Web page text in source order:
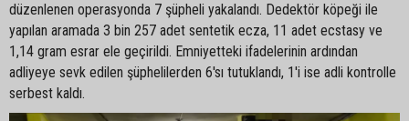
düzenlenen operasyonda 7 şüpheli yakalandı. Dedektör köpeği ile
yapılan aramada 3 bin 257 adet sentetik ecza, 11 adet ecstasy ve
1,14 gram esrar ele geçirildi. Emniyetteki ifadelerinin ardından
adliyeye sevk edilen şüphelilerden 6'sı tutuklandı, 1'i ise adli kontrolle
serbest kaldı.